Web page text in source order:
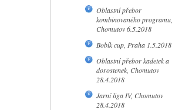
Oblastní přebor
kombinovaného programu,
Chomutov 6.5.2018
Bobík cup, Praha 1.5.2018
Oblastní přebor kadetek a
dorostenek, Chomutov
28.4.2018
Jarní liga IV, Chomutov
28.4.2018